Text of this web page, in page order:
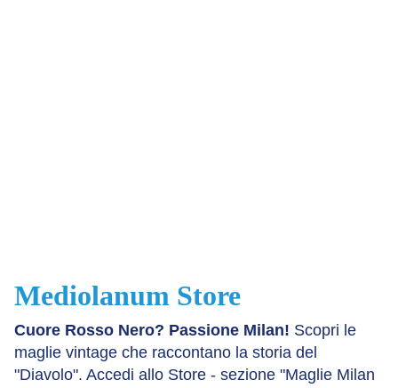
Mediolanum Store
Cuore Rosso Nero? Passione Milan! Scopri le
maglie vintage che raccontano la storia del
"Diavolo". Accedi allo Store - sezione "Maglie Milan